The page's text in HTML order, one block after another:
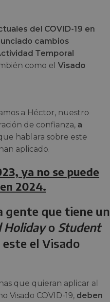
del COVID-19 en
cambios
Temporal
como el Visado
a Héctor, nuestro
de confianza, a
hablara sobre este
aplicado.
ya no se puede
2024.
gente que tiene un
Holidayo Student
el Visado
que quieran aplicar al
Visado COVID-19, deben